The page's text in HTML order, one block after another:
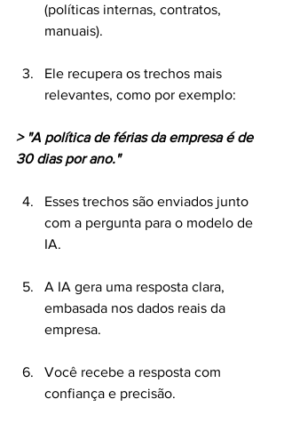
(políticas internas, contratos,
manuais).
Ele recupera os trechos mais
relevantes, como por exemplo:
> "A política de férias da empresa é de
30 dias por ano."
Esses trechos são enviados junto
com a pergunta para o modelo de
IA.
A IA gera uma resposta clara,
embasada nos dados reais da
empresa.
Você recebe a resposta com
confiança e precisão.